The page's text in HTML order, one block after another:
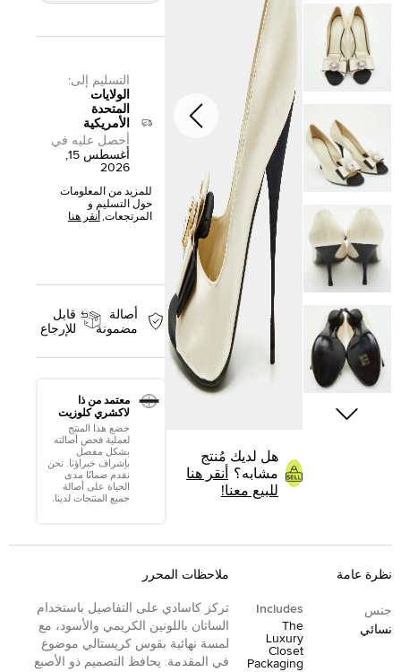
هل لديك مُنتج
مشابه؟
أنقر هنا
للبيع معنا!
التسليم إلى:
الولايات
المتحدة
الأمريكية
أحصل عليه في
2026
للمزيد من المعلومات
حول التسليم و
المرتجعات, أنقر هنا
أصالة
مضمونة
قابل
للإرجاع
معتمد من ذا
لاكشري كلوزيت
خضع هذا المنتج
لعملية فحص أصالته
بشكل مفصل
بإشراف خبراؤنا. نحن
نقدم ضمانًا مدى
الحياة على أصالة
جميع المنتجات لدينا.
نظرة عامة
جنس
نسائي
Includes
The
Luxury
Closet
Packaging
ملاحظات المحرر
تركز كاسادي على التفاصيل باستخدام
الساتان باللونين الكريمي والأسود، مع
لمسة نهائية بقوس كريستالي موضوع
في المقدمة. يحافظ التصميم ذو الأصبع